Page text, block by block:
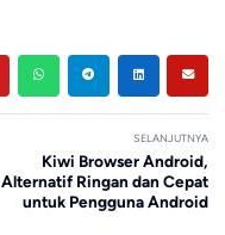
SELANJUTNYA
Kiwi Browser Android,
Alternatif Ringan dan Cepat
untuk Pengguna Android